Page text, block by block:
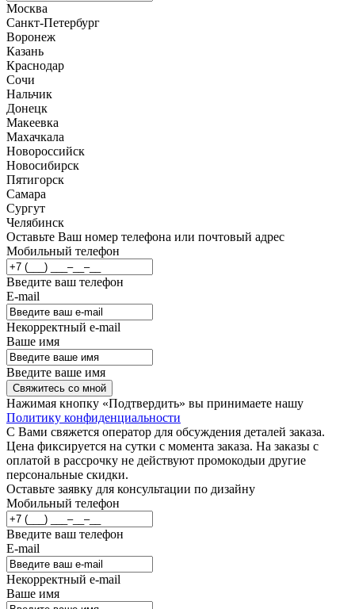
Москва
Санкт-Петербург
Воронеж
Казань
Краснодар
Сочи
Нальчик
Донецк
Макеевка
Махачкала
Новороссийск
Новосибирск
Пятигорск
Самара
Сургут
Челябинск
Оставьте Ваш номер телефона или почтовый адрес
Мобильный телефон
Введите ваш телефон
E-mail
Некорректный e-mail
Ваше имя
Введите ваше имя
Свяжитесь со мной
Нажимая кнопку «Подтвердить» вы принимаете нашу
Политику конфиденциальности
С Вами свяжется оператор для обсуждения деталей заказа.
Цена фиксируется на сутки с момента заказа. На заказы с
оплатой в рассрочку не действуют промокодыи другие
персональные скидки.
Оставьте заявку для консультации по дизайну
Мобильный телефон
Введите ваш телефон
E-mail
Некорректный e-mail
Ваше имя